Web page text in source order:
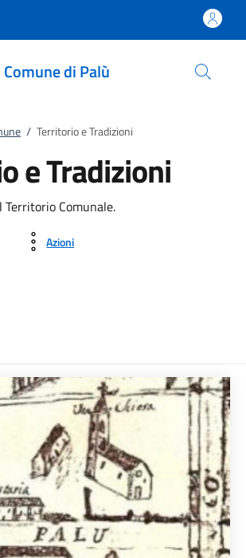
Comune di Palù
/ Territorio e Tradizioni
e Tradizioni
Territorio Comunale.
Azioni